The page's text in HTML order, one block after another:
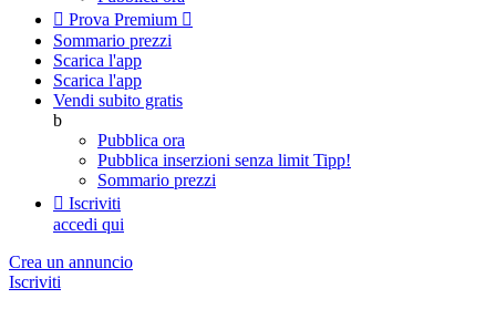
 Prova Premium 
Sommario prezzi
Scarica l'app
Scarica l'app
Vendi subito gratis
b
Pubblica ora
Pubblica inserzioni senza limit Tipp!
Sommario prezzi
 Iscriviti
accedi qui
Crea un annuncio
Iscriviti